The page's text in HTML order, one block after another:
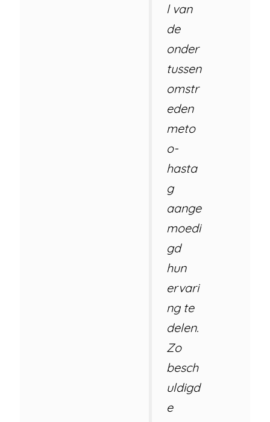
l van
de
onder
tussen
omstr
eden
meto
o-
hasta
g
aange
moedi
gd
hun
ervari
ng te
delen.
Zo
besch
uldigd
e